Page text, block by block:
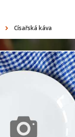
Císařská káva